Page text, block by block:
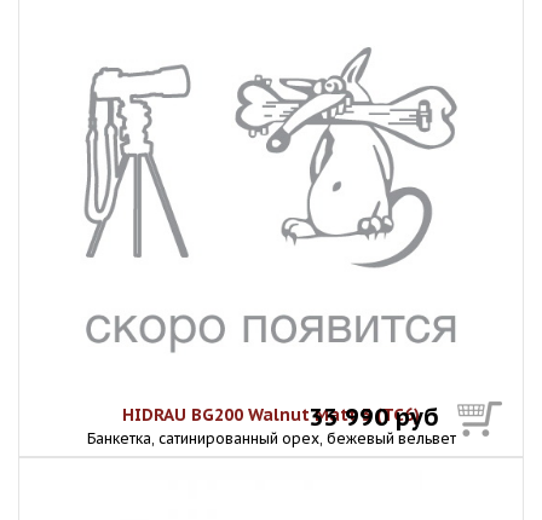
HIDRAU BG200 Walnut Matt 3 (TC6)
Банкетка, сатинированный орех, бежевый вельвет
33 990 руб